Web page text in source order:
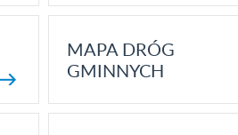
MAPA DRÓG
GMINNYCH